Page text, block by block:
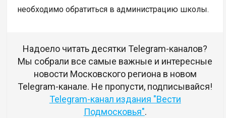
необходимо обратиться в администрацию школы.
Надоело читать десятки Telegram-каналов?
Мы собрали все самые важные и интересные
новости Московского региона в новом
Telegram-канале. Не пропусти, подписывайся!
Telegram-канал издания "Вести
Подмосковья".